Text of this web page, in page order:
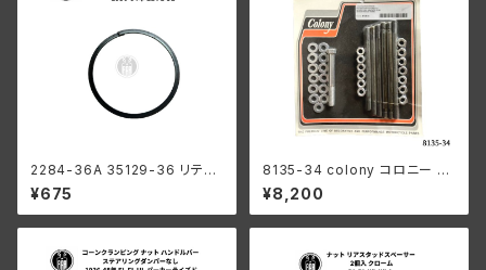
2284-36A 35129-36 リテー
ニング リング ローラー メインド
ライブギア用 ハーレーダビッド
ソン 1936-84年 EL FL UL
¥675
8135-34 colony コロニー カ
ドミメッキ ファスナー モーター
ケース キット ハーレーダビッド
ソン
¥8,200